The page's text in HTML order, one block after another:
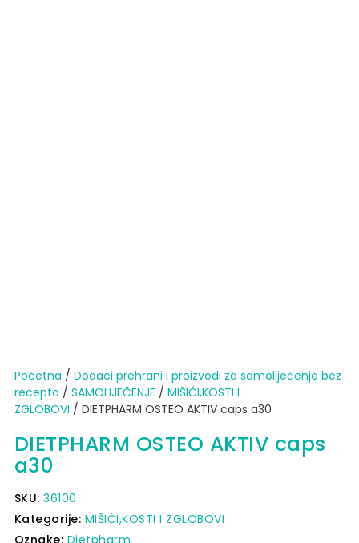
Početna / Dodaci prehrani i proizvodi za samoliječenje bez
recepta / SAMOLIJEČENJE / MIŠIĆI,KOSTI I
ZGLOBOVI / DIETPHARM OSTEO AKTIV caps a30
DIETPHARM OSTEO AKTIV caps
a30
SKU:36100
Kategorije: MIŠIĆI,KOSTI I ZGLOBOVI